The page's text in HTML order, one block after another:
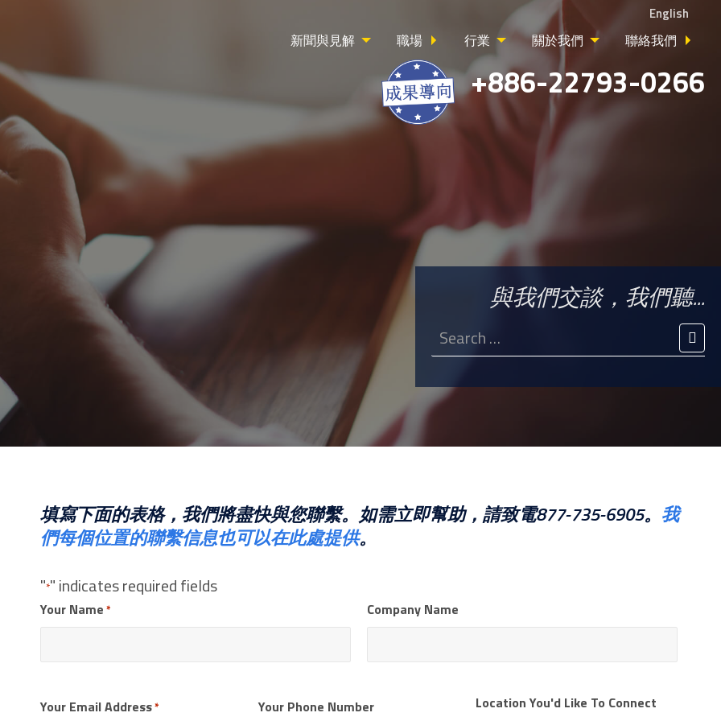
English
新聞與見解 職場 行業 關於我們 聯絡我們
+886-22793-0266
與我們交談，我們聽...
Search
for:
填寫下面的表格，我們將盡快與您聯繫。如需立即幫助，請致電877-735-6905。 我
們每個位置的聯繫信息也可以在此處提供。
"*" indicates required fields
Your Name * Company Name
Your Email Address* Your Phone Number
Location You'd Like To Connect